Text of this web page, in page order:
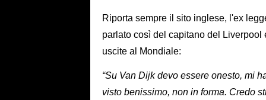
Riporta sempre il sito inglese, l'ex
parlato così del capitano del
uscite al Mondiale:
“Su Van Dijk devo essere onesto, mi
visto benissimo, non in forma. Credo